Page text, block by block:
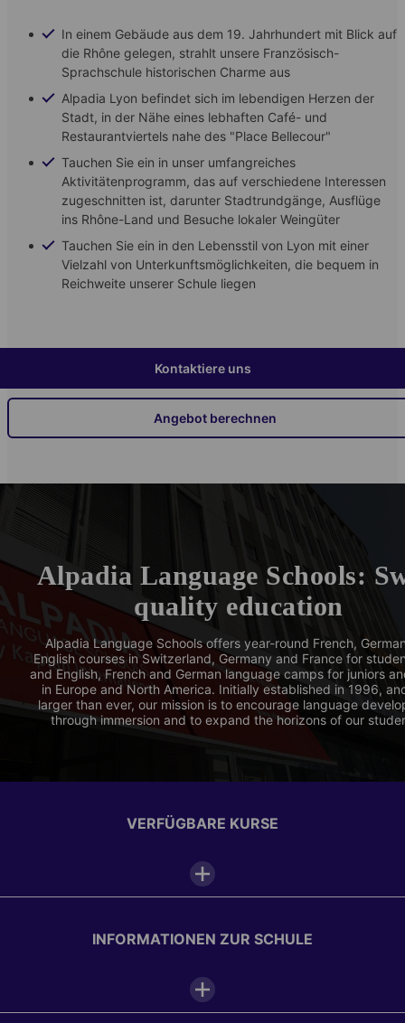
In einem Gebäude aus dem 19. Jahrhundert mit Blick auf
die Rhône gelegen, strahlt unsere Französisch-
Sprachschule historischen Charme aus
Alpadia Lyon befindet sich im lebendigen Herzen der
Stadt, in der Nähe eines lebhaften Café- und
Restaurantviertels nahe des "Place Bellecour"
Tauchen Sie ein in unser umfangreiches
Aktivitätenprogramm, das auf verschiedene Interessen
zugeschnitten ist, darunter Stadtrundgänge, Ausflüge
ins Rhône-Land und Besuche lokaler Weingüter
Tauchen Sie ein in den Lebensstil von Lyon mit einer
Vielzahl von Unterkunftsmöglichkeiten, die bequem in
Reichweite unserer Schule liegen
Kontaktiere uns
Angebot berechnen
Alpadia Language Schools:
quality education
Alpadia Language Schools offers year-round French,
English courses in Switzerland, Germany and France for
and English, French and German language camps for juniors
in Europe and North America. Initially established in 1996,
larger than ever, our mission is to encourage language
through immersion and to expand the horizons of our
VERFÜGBARE KURSE
INFORMATIONEN ZUR SCHULE